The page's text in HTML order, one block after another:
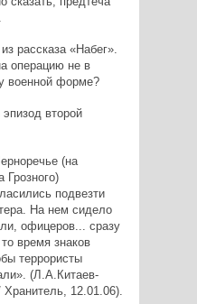
рассказа «Набег».
операцию не в
военной форме?
второй
(на
Грозного)
подвезти
На нем сидело
офицеров... сразу
время знаков
террористы
(Л.А.Китаев-
12.01.06).